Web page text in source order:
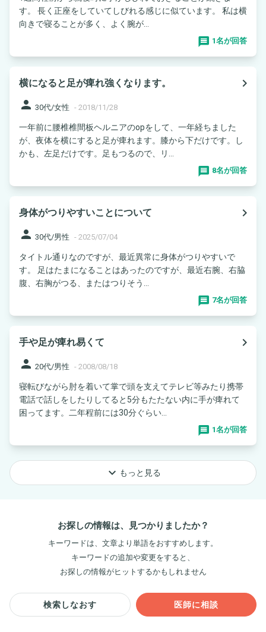
す。 長く正座をしていてしびれる感じに似ています。 私は横
向きで寝ることが多く、よく腕が...
1名が回答
横になると足が痺れ強くなります。
navigate_next
person 30代/女性 - 2018/11/28
一年前に腰椎椎間板ヘルニアのopをして、一年経ちました
が、夜体を横にすると足が痺れます。膝から下だけです。し
かも、左足だけです。足もつるので、リ...
8名が回答
身体がつりやすいことについて
navigate_next
person 30代/男性 - 2025/07/04
タイトル通りなのですが、最近異常に身体がつりやすいで
す。 足はたまになることはあったのですが、最近右腕、右脇
腹、右胸がつる、またはつりそう...
7名が回答
手や足が痺れ易くて
navigate_next
person 20代/男性 - 2008/08/18
寝転びながら肘を着いて掌で頭を支えてテレビ等みたり携帯
電話で話しをしたりしてると5分もたたない内に手が痺れて
困ってます。二年程前には30分ぐらい...
1名が回答
keyboard_arrow_down もっと見る
お探しの情報は、見つかりましたか？
キーワードは、文章より単語をおすすめします。
キーワードの追加や変更をすると、
お探しの情報がヒットするかもしれません
検索しなおす 医師に相談